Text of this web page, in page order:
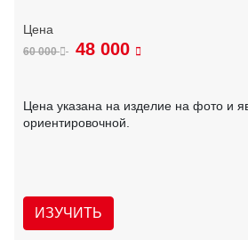
60 000 48 000
Цена указана на изделие на фото и
ориентировочной.
ИЗУЧИТЬ